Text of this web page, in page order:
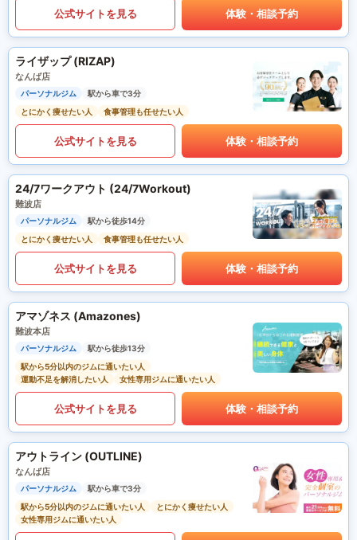
公式サイトを見る 体験・相談予約
ライザップ (RIZAP)
なんば店
パーソナルジム
駅から車で3分
とにかく痩せたい人
食事管理も任せたい人
公式サイトを見る 体験・相談予約
24/7ワークアウト (24/7Workout)
難波店
パーソナルジム
駅から徒歩14分
とにかく痩せたい人
食事管理も任せたい人
公式サイトを見る 体験・相談予約
アマゾネス (Amazones)
難波本店
パーソナルジム
駅から徒歩13分
駅から5分以内のジムに通いたい人
運動不足を解消したい人
女性専用ジムに通いたい人
公式サイトを見る 体験・相談予約
アウトライン (OUTLINE)
なんば店
パーソナルジム
駅から車で3分
駅から5分以内のジムに通いたい人
とにかく痩せたい人
女性専用ジムに通いたい人